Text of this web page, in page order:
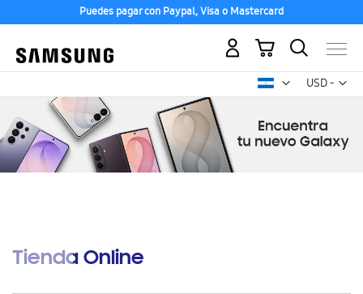
Puedes pagar con Paypal, Visa o Mastercard
USD -
dólar
Mi carrito
Tienda Online